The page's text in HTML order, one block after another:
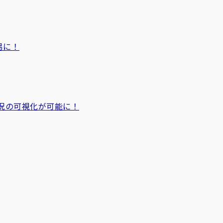
！
可視化が可能に！